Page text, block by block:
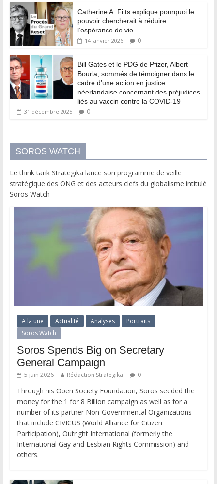
Catherine A. Fitts explique pourquoi le
pouvoir chercherait à réduire
l’espérance de vie
14 janvier 2026 0
Bill Gates et le PDG de Pfizer, Albert
Bourla, sommés de témoigner dans le
cadre d’une action en justice
néerlandaise concernant des préjudices
liés au vaccin contre la COVID-19
31 décembre 2025 0
SOROS WATCH
Le think tank Strategika lance son programme de veille
stratégique des ONG et des acteurs clefs du globalisme intitulé
Soros Watch
A la une Actualité Analyses
Portraits
Soros Watch
Soros Spends Big on Secretary
General Campaign
5 juin 2026 Rédaction Strategika 0
Through his Open Society Foundation, Soros seeded the
money for the 1 for 8 Billion campaign as well as for a
number of its partner Non-Governmental Organizations
that include CIVICUS (World Alliance for Citizen
Participation), Outright International (formerly the
International Gay and Lesbian Rights Commission) and
others.